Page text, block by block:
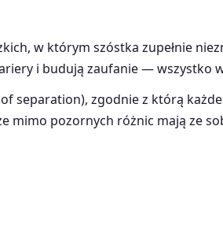
w którym szóstka zupełnie
i budują zaufanie — wszystko
zgodnie z którą
mimo pozornych różnic mają ze